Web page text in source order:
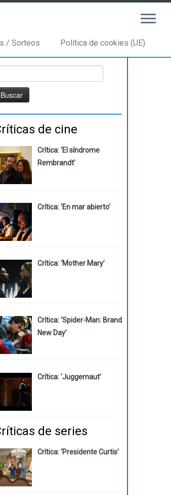
/ Sorteos Política de cookies (UE)
de cine
Crítica: ‘El síndrome
Rembrandt’
Crítica: ‘En mar abierto’
Crítica: ‘Mother Mary’
Crítica: ‘Spider-Man: Brand
New Day’
Crítica: ‘Juggernaut’
de series
Crítica: ‘Presidente Curtis’